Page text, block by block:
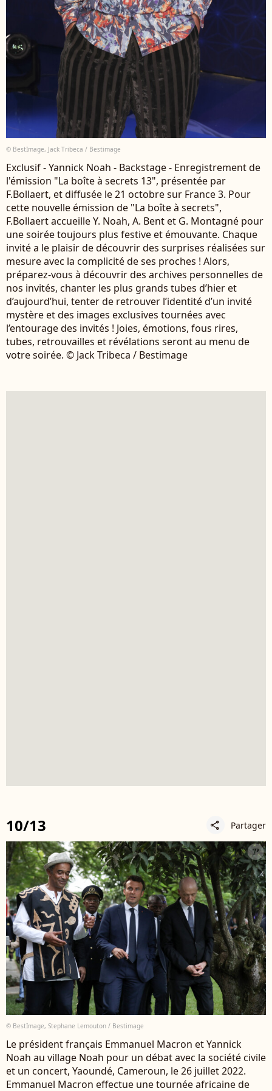
© BestImage, Jack Tribeca / Bestimage
Exclusif - Yannick Noah - Backstage - Enregistrement de
l'émission "La boîte à secrets 13", présentée par
F.Bollaert, et diffusée le 21 octobre sur France 3. Pour
cette nouvelle émission de "La boîte à secrets",
F.Bollaert accueille Y. Noah, A. Bent et G. Montagné pour
une soirée toujours plus festive et émouvante. Chaque
invité a le plaisir de découvrir des surprises réalisées sur
mesure avec la complicité de ses proches ! Alors,
préparez-vous à découvrir des archives personnelles de
nos invités, chanter les plus grands tubes d’hier et
d’aujourd’hui, tenter de retrouver l’identité d’un invité
mystère et des images exclusives tournées avec
l’entourage des invités ! Joies, émotions, fous rires,
tubes, retrouvailles et révélations seront au menu de
votre soirée. © Jack Tribeca / Bestimage
10/13 share Partager
© BestImage, Stephane Lemouton / Bestimage
Le président français Emmanuel Macron et Yannick
Noah au village Noah pour un débat avec la société civile
et un concert, Yaoundé, Cameroun, le 26 juillet 2022.
Emmanuel Macron effectue une tournée africaine de